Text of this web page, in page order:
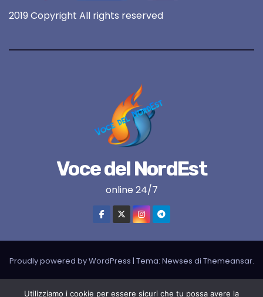
2019 Copyright All rights reserved
Voce del NordEst
online 24/7
Proudly powered by WordPress | Tema: Newses di Themeansar.
Utilizziamo i cookie per essere sicuri che tu possa avere la